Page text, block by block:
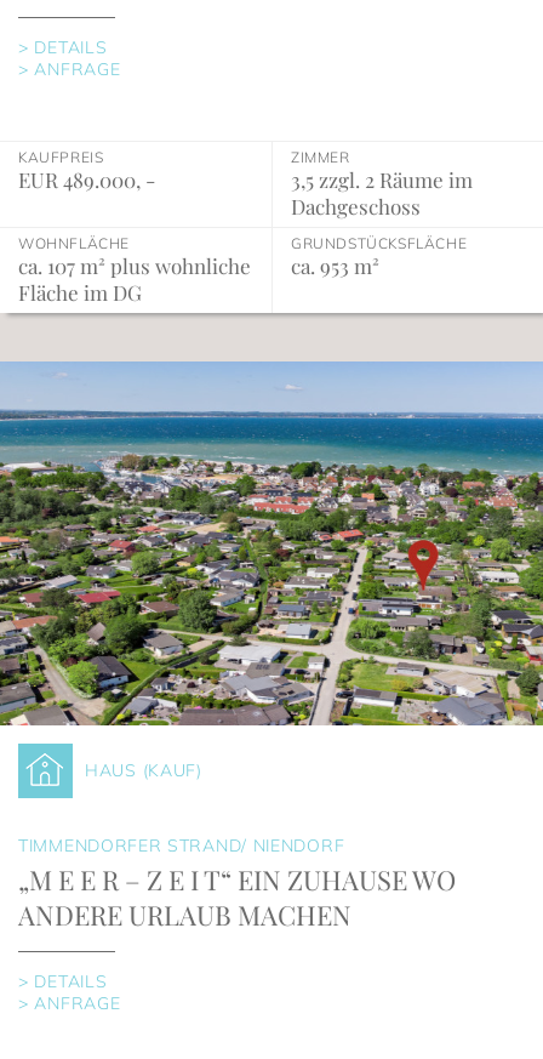
> DETAILS
> ANFRAGE
KAUFPREIS
EUR 489.000, -
ZIMMER
3,5 zzgl. 2 Räume im
Dachgeschoss
WOHNFLÄCHE
ca. 107 m² plus wohnliche
Fläche im DG
GRUNDSTÜCKSFLÄCHE
ca. 953 m²
HAUS (KAUF)
TIMMENDORFER STRAND/ NIENDORF
„M E E R – Z E I T“ EIN ZUHAUSE WO
ANDERE URLAUB MACHEN
> DETAILS
> ANFRAGE